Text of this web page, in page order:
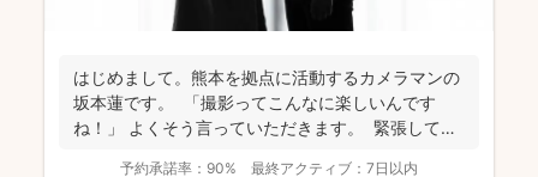
はじめまして。熊本を拠点に活動するカメラマンの
坂本蓮です。 「撮影ってこんなに楽しいんです
ね！」 よくそう言っていただきます。 緊張してい
予約承諾率： 90% 最終アクティブ： 7日以内